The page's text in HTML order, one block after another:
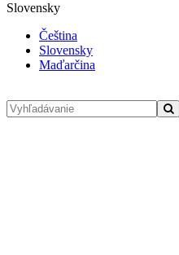
Slovensky
Čeština
Slovensky
Maďarčina